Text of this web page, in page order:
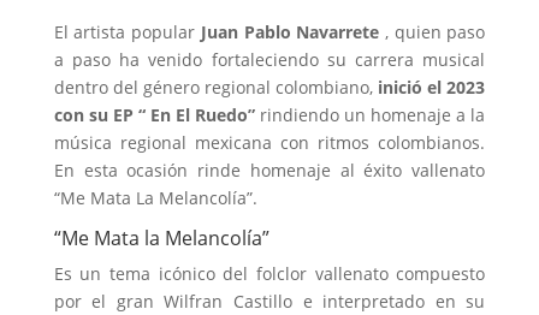
El artista popular Juan Pablo Navarrete , quien paso
a paso ha venido fortaleciendo su carrera musical
dentro del género regional colombiano, inició el 2023
con su EP “ En El Ruedo” rindiendo un homenaje a la
música regional mexicana con ritmos colombianos.
En esta ocasión rinde homenaje al éxito vallenato
“Me Mata La Melancolía”.
“Me Mata la Melancolía”
Es un tema icónico del folclor vallenato compuesto
por el gran Wilfran Castillo e interpretado en su